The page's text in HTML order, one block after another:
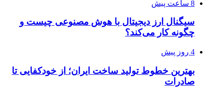
8 ساعت پیش
سیگنال ارز دیجیتال با هوش مصنوعی چیست و
چگونه کار می‌کند؟
4 روز پیش
بهترین خطوط تولید ساخت ایران؛ از خودکفایی تا
صادرات